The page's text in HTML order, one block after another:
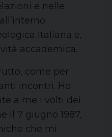
e nelle
Italiana e,
accademica.
come per
incontri. Ho
a me i volti dei
il 7 giugno 1987,
che mi